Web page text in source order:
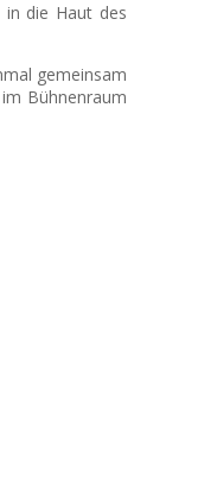
in die Haut des
gemeinsam
Bühnenraum